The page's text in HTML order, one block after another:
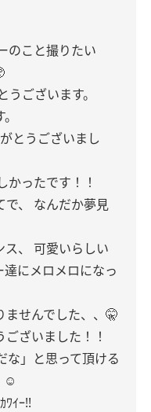
のこと撮りたい
うございます。
とうございまし
かったです！！
、
なんだか夢見
、
可愛いらしい
にメロメロになっ
ませんでした、、🤫
ざいました！！
な」と思って頂ける
☺︎
ｶﾜｲｰ!!